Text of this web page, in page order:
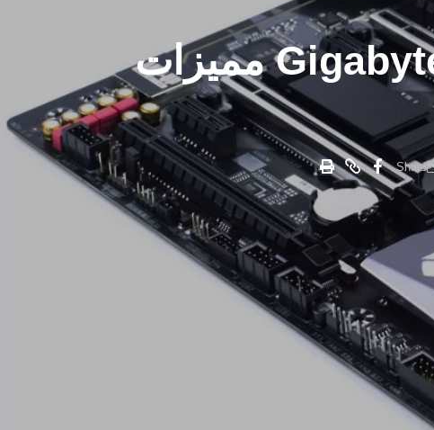
مراجعة اللوحة الرئيسية Gigabyte Z390 Aorus Pro مميزات
Share